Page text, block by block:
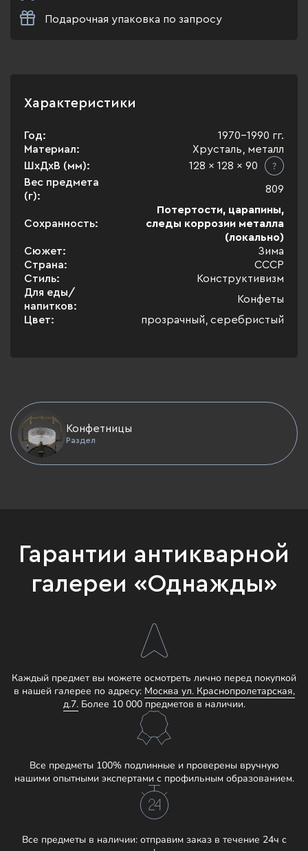
Подарочная упаковка по запросу
Характеристики
Год:
1970-1990 гг.
Материал:
Хрусталь, металл
ШхДхВ (мм):
128 x 128 x 90
Вес предмета
(г):
809
Сохранность:
Потертости, царапины,
следы коррозии металла
(локально)
Сюжет:
Зима
Страна:
СССР
Стиль:
Конструктивизм
Для еды/
напитков:
Конфеты
Цвет:
прозрачный, серебристый
Конфетницы
Раздел
Гарантии антикварной
галереи «Однажды»
Каждый предмет вы можете осмотреть лично перед покупкой
в нашей галерее по адресу: Москва ул. Краснопролетарская,
д.7.Более 10 000 предметов в наличии.
Все предметы 100% подлинные и проверены вручную
нашими опытными экспертами с профильным образованием.
Все предметы в наличии: отправим заказ в течение 24ч с